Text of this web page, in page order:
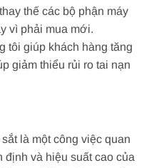
thế các bộ phận máy
vì phải mua mới.
tôi giúp khách hàng tăng
giảm thiểu rủi ro tai nạn
là một công việc quan
định và hiệu suất cao của